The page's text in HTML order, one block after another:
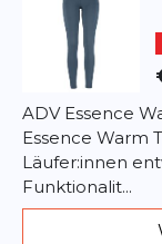
Um die
verlängern,
und lasse sie
ADV Essence
Essence Warm
Läufer:innen
Funktionalit...